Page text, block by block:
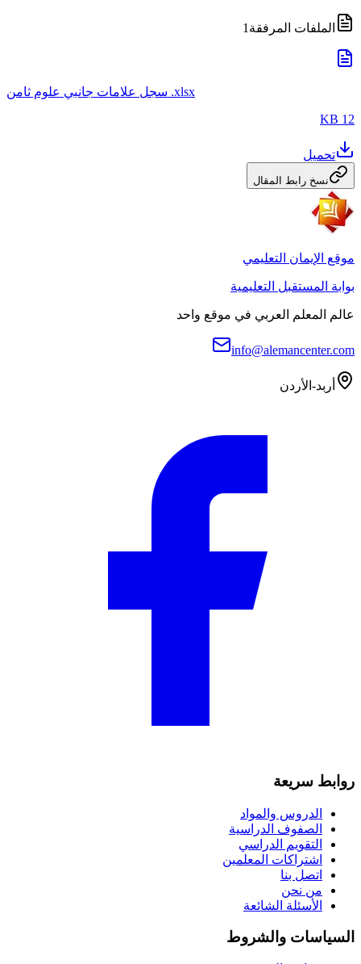
الملفات المرفقة 1
سجل علامات جانبي علوم ثامن .xlsx
12 KB
تحميل
نسخ رابط المقال
موقع الإيمان التعليمي
بوابة المستقبل التعليمية
عالم المعلم العربي في موقع واحد
info@alemancenter.com
أربد-الأردن
روابط سريعة
الدروس والمواد
الصفوف الدراسية
التقويم الدراسي
اشتراكات المعلمين
اتصل بنا
من نحن
الأسئلة الشائعة
السياسات والشروط